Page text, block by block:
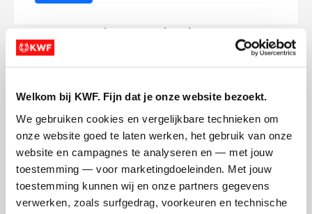
Welkom bij KWF. Fijn dat je onze website bezoekt.
We gebruiken cookies en vergelijkbare technieken om
onze website goed te laten werken, het gebruik van onze
website en campagnes te analyseren en — met jouw
toestemming — voor marketingdoeleinden. Met jouw
toestemming kunnen wij en onze partners gegevens
verwerken, zoals surfgedrag, voorkeuren en technische
Lieuwe's badges